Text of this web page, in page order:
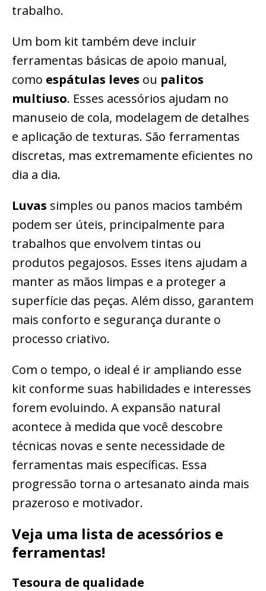
trabalho.
Um bom kit também deve incluir
ferramentas básicas de apoio manual,
como espátulas leves ou palitos
multiuso. Esses acessórios ajudam no
manuseio de cola, modelagem de detalhes
e aplicação de texturas. São ferramentas
discretas, mas extremamente eficientes no
dia a dia.
Luvas simples ou panos macios também
podem ser úteis, principalmente para
trabalhos que envolvem tintas ou
produtos pegajosos. Esses itens ajudam a
manter as mãos limpas e a proteger a
superfície das peças. Além disso, garantem
mais conforto e segurança durante o
processo criativo.
Com o tempo, o ideal é ir ampliando esse
kit conforme suas habilidades e interesses
forem evoluindo. A expansão natural
acontece à medida que você descobre
técnicas novas e sente necessidade de
ferramentas mais específicas. Essa
progressão torna o artesanato ainda mais
prazeroso e motivador.
Veja uma lista de acessórios e
ferramentas!
Tesoura de qualidade